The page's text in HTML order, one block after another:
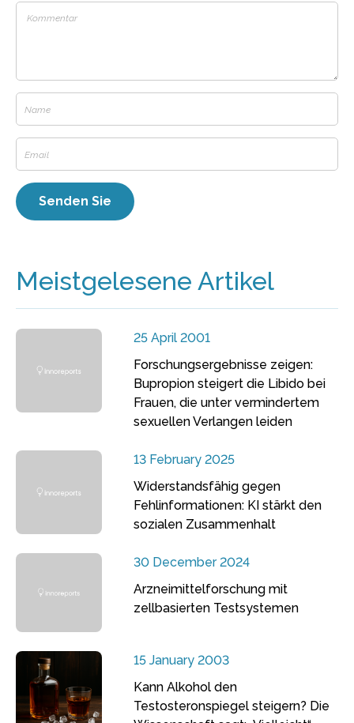
Meistgelesene Artikel
25 April 2001
Forschungsergebnisse zeigen:
Bupropion steigert die Libido bei
Frauen, die unter vermindertem
sexuellen Verlangen leiden
13 February 2025
Widerstandsfähig gegen
Fehlinformationen: KI stärkt den
sozialen Zusammenhalt
30 December 2024
Arzneimittelforschung mit
zellbasierten Testsystemen
15 January 2003
Kann Alkohol den
Testosteronspiegel steigern? Die